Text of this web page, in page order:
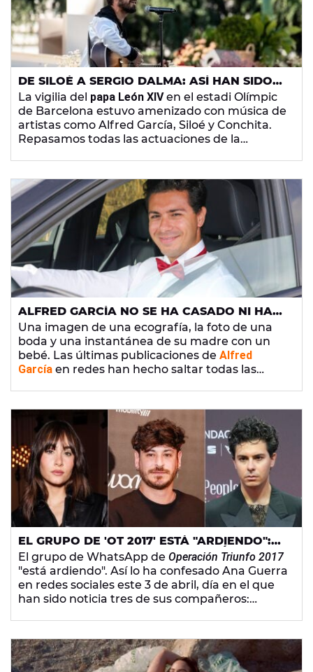
DE SILOÉ A SERGIO DALMA: ASÍ HAN SIDO
LAS ACTUACIONES MUSICALES ANTE EL
PAPA LEÓN XIV EN EL ESTADI OLÍMPIC DE
BARCELONA
La vigilia del papa León XIVen el estadi Olímpic
de Barcelona estuvo amenizado con música de
artistas como Alfred García, Siloé y Conchita.
Repasamos todas las actuaciones de la
ALFRED GARCÍA NO SE HA CASADO NI HA
SIDO PADRE: LA VERDAD SOBRE SU NUEVA
CANCIÓN 'MATEO'
Una imagen de una ecografía, la foto de una
boda y una instantánea de su madre con un
bebé. Las últimas publicaciones de Alfred
García en redes han hecho saltar todas las
saber sobre estas publicaciones yMateo, su
nueva canción que llega el 10 de abril.
EL GRUPO DE 'OT 2017' ESTÁ "ARDIENDO":
AITANA, CEPEDA Y ALFRED GARCÍA SON
NOTICIA
El grupo de WhatsApp de Operación Triunfo 2017
"está ardiendo". Así lo ha confesado Ana Guerra
en redes sociales este 3 de abril, día en el que
han sido noticia tres de sus compañeros: